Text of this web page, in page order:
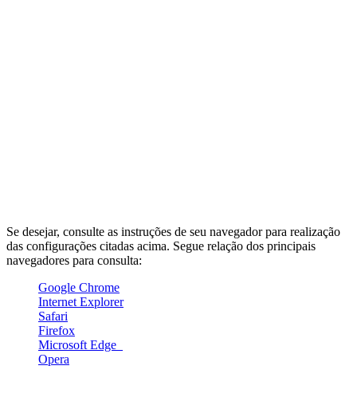
Se desejar, consulte as instruções de seu navegador para realização
das configurações citadas acima. Segue relação dos principais
navegadores para consulta:
Google Chrome
Internet Explorer
Safari
Firefox
Microsoft Edge
Opera